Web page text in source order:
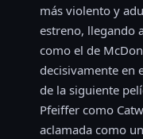
más violento y
estreno, llegando
como el de
decisivamente en
de la siguiente
Pfeiffer como
aclamada como